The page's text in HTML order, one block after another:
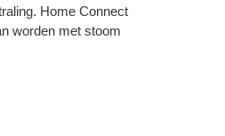
Home Connect
worden met stoom